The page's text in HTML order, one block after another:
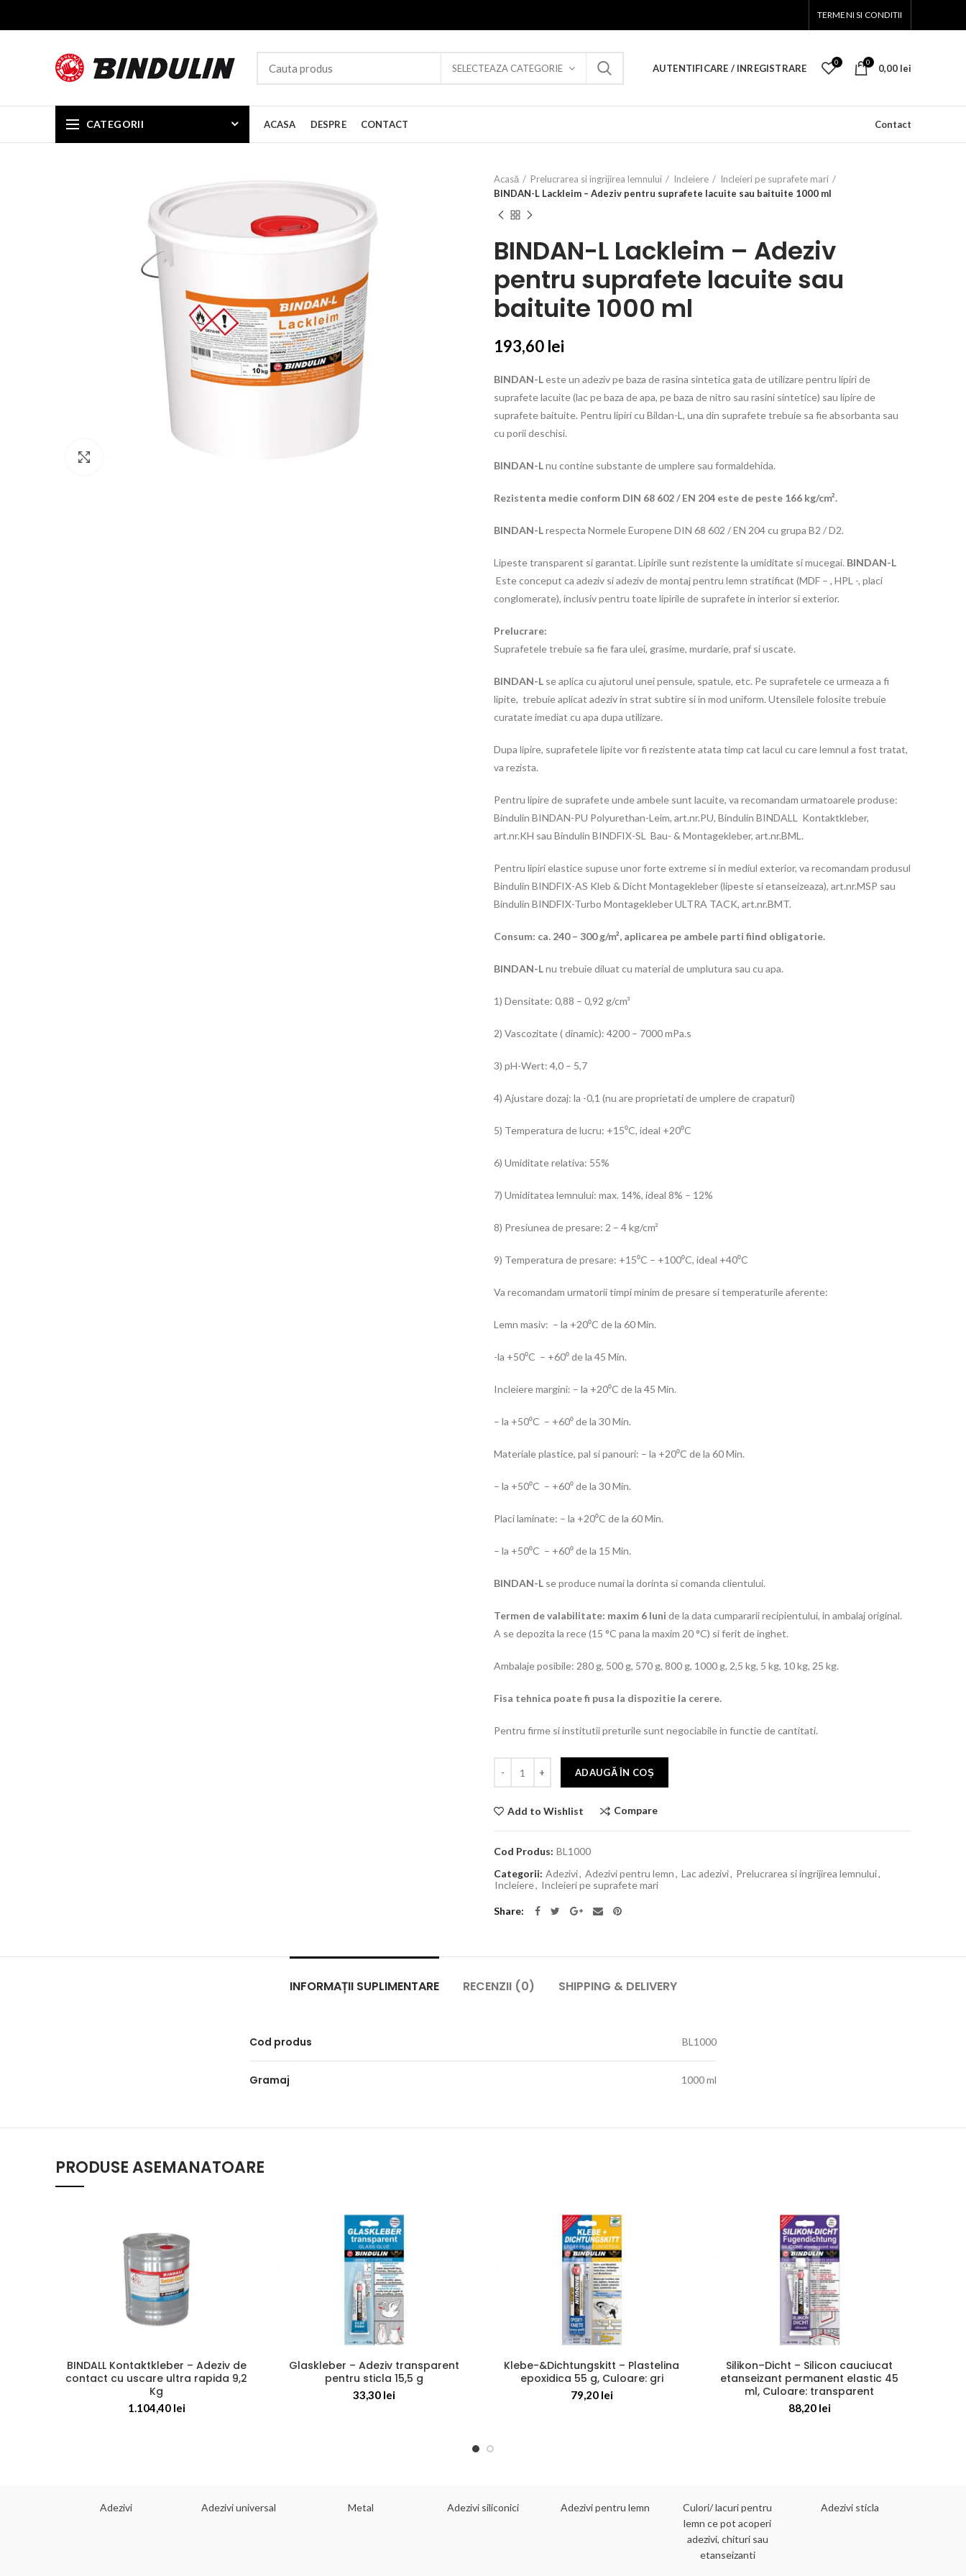
TERMENI SI CONDITII
SELECTEAZA CATEGORIE AUTENTIFICARE / INREGISTRARE
0 0
0,00 lei
CATEGORII ACASA DESPRE CONTACT Contact
Acasă Prelucrarea si ingrijirea lemnului Incleiere
Incleieri pe suprafete mari
BINDAN-L Lackleim – Adeziv pentru suprafete lacuite sau baituite 1000 ml
BINDAN-L Lackleim – Adeziv
pentru suprafete lacuite sau
baituite 1000 ml
193,60 lei
BINDAN-Leste un adeziv pe baza de rasina sintetica gata de utilizare pentru lipiri de
suprafete lacuite (lac pe baza de apa, pe baza de nitro sau rasini sintetice) sau lipire de
suprafete baituite. Pentru lipiri cu Bildan-L, una din suprafete trebuie sa fie absorbanta sau
cu porii deschisi.
BINDAN-Lnu contine substante de umplere sau formaldehida.
Rezistenta medie conform DIN 68 602 / EN 204 este de peste 166 kg/cm².
BINDAN-Lrespecta Normele Europene DIN 68 602 / EN 204 cu grupa B2 / D2.
Lipeste transparent si garantat. Lipirile sunt rezistente la umiditate si mucegai. BINDAN-L
Este conceput ca adeziv si adeziv de montaj pentru lemn stratificat (MDF – , HPL -, placi
conglomerate), inclusiv pentru toate lipirile de suprafete in interior si exterior.
Prelucrare:
Suprafetele trebuie sa fie fara ulei, grasime, murdarie, praf si uscate.
BINDAN-L se aplica cu ajutorul unei pensule, spatule, etc. Pe suprafetele ce urmeaza a fi
lipite, trebuie aplicat adeziv in strat subtire si in mod uniform. Utensilele folosite trebuie
curatate imediat cu apa dupa utilizare.
Dupa lipire, suprafetele lipite vor fi rezistente atata timp cat lacul cu care lemnul a fost tratat,
va rezista.
Pentru lipire de suprafete unde ambele sunt lacuite, va recomandam urmatoarele produse:
Bindulin BINDAN-PU Polyurethan-Leim, art.nr.PU, Bindulin BINDALL Kontaktkleber,
art.nr.KH sau Bindulin BINDFIX-SL Bau- & Montagekleber, art.nr.BML.
Pentru lipiri elastice supuse unor forte extreme si in mediul exterior, va recomandam produsul
Bindulin BINDFIX-AS Kleb & Dicht Montagekleber (lipeste si etanseizeaza), art.nr.MSP sau
Bindulin BINDFIX-Turbo Montagekleber ULTRA TACK, art.nr.BMT.
Consum: ca. 240 – 300 g/m², aplicarea pe ambele parti fiind obligatorie.
BINDAN-Lnu trebuie diluat cu material de umplutura sau cu apa.
1) Densitate: 0,88 – 0,92 g/cm³
2) Vascozitate ( dinamic): 4200 – 7000 mPa.s
3) pH-Wert: 4,0 – 5,7
4) Ajustare dozaj: la -0,1 (nu are proprietati de umplere de crapaturi)
5) Temperatura de lucru: +15⁰C, ideal +20⁰C
6) Umiditate relativa: 55%
7) Umiditatea lemnului: max. 14%, ideal 8% – 12%
8) Presiunea de presare: 2 – 4 kg/cm²
9) Temperatura de presare: +15⁰C – +100⁰C, ideal +40⁰C
Va recomandam urmatorii timpi minim de presare si temperaturile aferente:
Lemn masiv: – la +20⁰C de la 60 Min.
-la +50⁰C – +60⁰ de la 45 Min.
Incleiere margini: – la +20⁰C de la 45 Min.
– la +50⁰C – +60⁰ de la 30 Min.
Materiale plastice, pal si panouri: – la +20⁰C de la 60 Min.
– la +50⁰C – +60⁰ de la 30 Min.
Placi laminate: – la +20⁰C de la 60 Min.
– la +50⁰C – +60⁰ de la 15 Min.
BINDAN-L se produce numai la dorinta si comanda clientului.
Termen de valabilitate: maxim 6 luni de la data cumpararii recipientului, in ambalaj original.
A se depozita la rece (15 °C pana la maxim 20 °C) si ferit de inghet.
Ambalaje posibile: 280 g, 500 g, 570 g, 800 g, 1000 g, 2,5 kg, 5 kg, 10 kg, 25 kg.
Fisa tehnica poate fi pusa la dispozitie la cerere.
Pentru firme si institutii preturile sunt negociabile in functie de cantitati.
ADAUGĂ ÎN COȘ
Add to Wishlist Compare
Cod Produs: BL1000
Categorii: Adezivi, Adezivi pentru lemn, Lac adezivi, Prelucrarea si ingrijirea lemnului,
Incleiere, Incleieri pe suprafete mari
Share
INFORMAȚII SUPLIMENTARE RECENZII (0) SHIPPING & DELIVERY
Cod produs BL1000
Gramaj 1000 ml
PRODUSE ASEMANATOARE
BINDALL Kontaktkleber – Adeziv de
contact cu uscare ultra rapida 9,2
Kg
1.104,40 lei
Glaskleber – Adeziv transparent
pentru sticla 15,5 g
33,30 lei
Klebe-&Dichtungskitt – Plastelina
epoxidica 55 g, Culoare: gri
79,20 lei
Silikon–Dicht – Silicon cauciucat
etanseizant permanent elastic 45
ml, Culoare: transparent
88,20 lei
Adezivi Adezivi universal Metal Adezivi siliconici Adezivi pentru lemn
Culori/ lacuri pentru
lemn ce pot acoperi
adezivi, chituri sau
etanseizanti
Adezivi sticla